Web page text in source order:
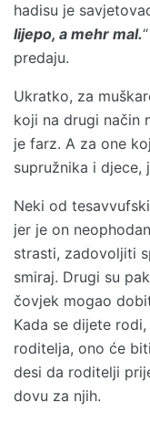
hadisu je
lijepo, a mehr mal.
predaju.
Ukratko, za
koji na drugi način
je farz. A za one
supružnika i djece,
Neki od
jer je on
strasti, zadovoljiti
smiraj. Drugi su
čovjek mogao
Kada se dijete
roditelja, ono će
desi da roditelji
dovu za njih.